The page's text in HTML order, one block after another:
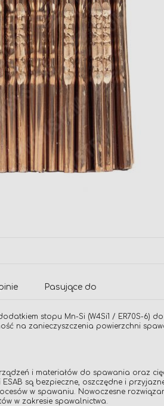
stopu Mn-Si (W4Si1 / ER70S-6)
na zanieczyszczenia powierzchni
i materiałów do spawania oraz
są bezpieczne, oszczędne i
w spawaniu. Nowoczesne
w zakresie spawalnictwa.
Pasujące do